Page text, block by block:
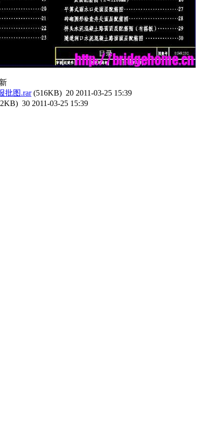
批图.rar(516KB) 20 2011-03-25 15:39
30 2011-03-25 15:39